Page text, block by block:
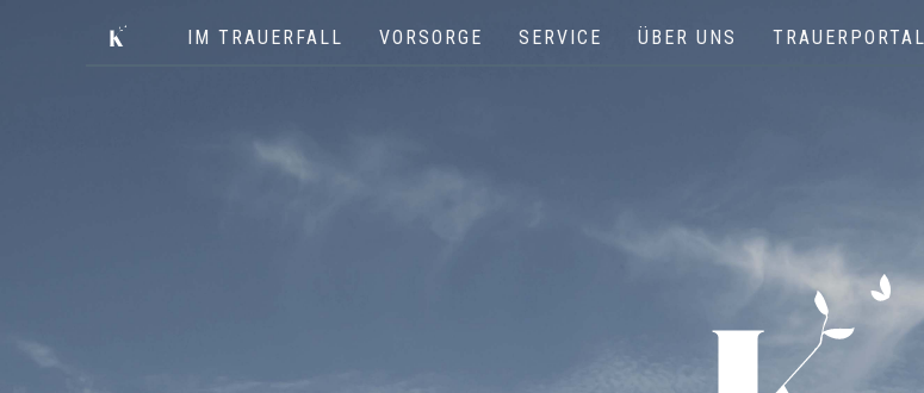
Keutgen | Bestattungen -
IM TRAUERFALL VORSORGE SERVICE ÜBER UNS TRAUERPORTAL